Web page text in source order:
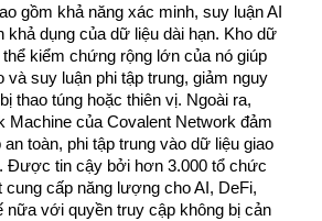
lớn bao gồm thông tin giao dịch, v.v.
gồm khả năng xác minh, suy luận AI
khả dụng của dữ liệu dài hạn. Kho dữ
thể kiểm chứng rộng lớn của nó giúp
và suy luận phi tập trung, giảm nguy
thao túng hoặc thiên vị. Ngoài ra,
Machine của Covalent Network đảm
toàn, phi tập trung vào dữ liệu giao
Được tin cậy bởi hơn 3.000 tổ chức
cung cấp năng lượng cho AI, DeFi,
nữa với quyền truy cập không bị cản